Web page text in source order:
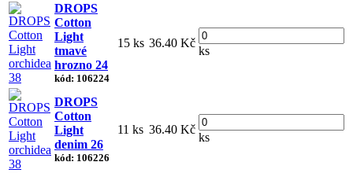
DROPS
Cotton
Light
tmavé
hrozno 24
kód: 106224
15 ks 36.40 Kč
ks
DROPS
Cotton
Light
denim 26
kód: 106226
11 ks 36.40 Kč
ks